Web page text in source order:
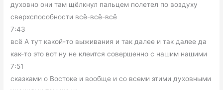
духовно они там щёлкнул пальцем полетел по воздуху
сверхспособности всё-всё-всё
7:43
всё А тут какой-то выживания и так далее и так далее да
как-то это вот ну не клеится совершенно с нашим нашими
7:51
сказками о Востоке и вообще и со всеми этими духовными